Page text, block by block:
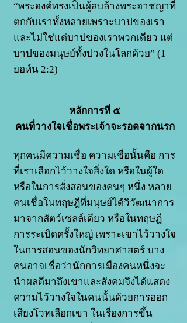
“พระองค์ทรงเป็นผู้ลบล้างพระอาชญาที่
ตกกับเราทั้งหลายเพราะบาปของเรา
และไม่ใช่แต่บาปของเราพวกเดียว แต่
บาปของมนุษย์ทั้งปวงในโลกด้วย” (1
ยอห์น 2:2)
หลักการที่ ๕
คนที่วางใจเชื่อพระเจ้าจะรอดจากนรก
ทุกคนมีความเชื่อ ความเชื่อนั้นคือ การ
ที่เราเลือกไว้วางใจสิ่งใด หรือในผู้ใด
หรือในการสั่งสอนของคนๆ หนึ่ง หลาย
คนเชื่อในทฤษฎีที่มนุษย์ได้วิวัฒนาการ
มาจากสัตว์เซลล์เดียว หรือในทฤษฎี
การระเบิดครั้งใหญ่ เพราะเขาไว้วางใจ
ในการสอนของนักวิทยาศาสตร์ บาง
คนอาจเชื่อว่านักการเมืองคนหนึ่งจะ
นำผลดีมาถึงเขาและสังคมจึงได้แสดง
ความไว้วางใจในคนนั้นด้วยการออก
เสียงโวทเลือกเขา ในเรื่องการขึ้น